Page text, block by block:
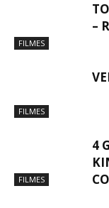
FILMES
–
FILMES
FILMES
4